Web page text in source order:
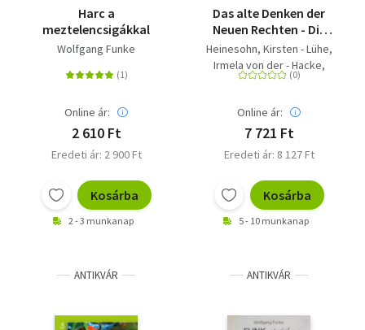
Harc a
meztelencsigákkal
Wolfgang Funke
Online ár:
2 610 Ft
Eredeti ár: 2 900 Ft
Kosárba
2 - 3 munkanap
Das alte Denken der
Neuen Rechten - Die
langen Linien der
antiliberalen Revolte
Heinesohn, Kirsten - Lühe,
Irmela von der - Hacke,
Jens - Weiß, Volker -
Andreas - Rensmann, Lars -
Funke, Hajo - Templin,
Wolfgang - Assheuer,
Thomas - Brumlik, Micha -
Daniel, Ellen - Pfahl-
Traughber, Armin -
Grampp, Hermann
Online ár:
7 721 Ft
Eredeti ár: 8 127 Ft
Kosárba
5 - 10 munkanap
ANTIKVÁR ANTIKVÁR